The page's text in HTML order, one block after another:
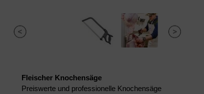
Fleischer Knochensäge
Preiswerte und professionelle Knochensäge